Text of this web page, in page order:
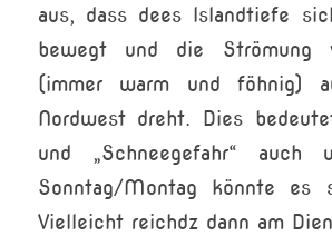
aus, dass dees Islandtiefe
bewegt und die Strömung
(immer warm und föhnig)
Nordwest dreht. Dies
und „Schneegefahr“ auch
Sonntag/Montag könnte es
Vielleicht reichdz dann am